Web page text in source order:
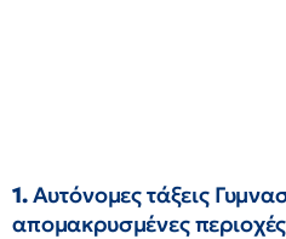
1.Αυτόνομες τάξεις
απομακρυσμένες περιοχές